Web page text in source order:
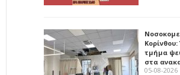
τμήμα
στα
05-08-2026